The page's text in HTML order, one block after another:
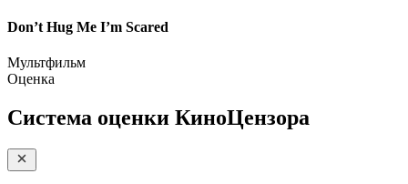
Don’t Hug Me I’m Scared
Мультфильм
Оценка
Система оценки КиноЦензора